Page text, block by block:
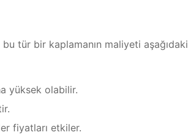
tür bir kaplamanın maliyeti aşağıdaki
yüksek olabilir.
fiyatları etkiler.